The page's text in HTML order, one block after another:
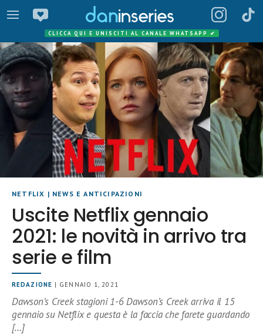
CLICCA QUI E UNISCITI AL CANALE WHATSAPP ✔
NETFLIX | NEWS E ANTICIPAZIONI
Uscite Netflix gennaio
2021: le novità in arrivo tra
serie e film
REDAZIONE | GENNAIO 1, 2021
Dawson’s Creek stagioni 1-6 Dawson’s Creek arriva il 15
gennaio su Netflix e questa è la faccia che farete guardando
[…]